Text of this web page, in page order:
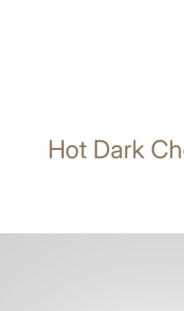
Hot Dark